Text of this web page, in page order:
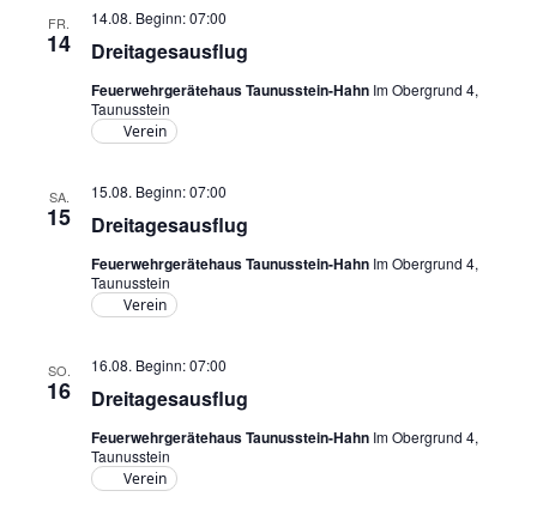
FR.
14 Dreitagesausflug
14.08. Beginn: 07:00
Feuerwehrgerätehaus Taunusstein-Hahn Im Obergrund 4,
Taunusstein
Verein
SA.
15 Dreitagesausflug
15.08. Beginn: 07:00
Feuerwehrgerätehaus Taunusstein-Hahn Im Obergrund 4,
Taunusstein
Verein
SO.
16 Dreitagesausflug
16.08. Beginn: 07:00
Feuerwehrgerätehaus Taunusstein-Hahn Im Obergrund 4,
Taunusstein
Verein